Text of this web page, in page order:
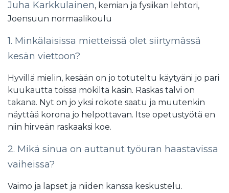
Juha Karkkulainen, kemian ja fysiikan lehtori,
Joensuun normaalikoulu
1. Minkälaisissa mietteissä olet siirtymässä
kesän viettoon?
Hyvillä mielin, kesään on jo totuteltu käytyäni jo pari
kuukautta töissä mökiltä käsin. Raskas talvi on
takana. Nyt on jo yksi rokote saatu ja muutenkin
näyttää korona jo helpottavan. Itse opetustyötä en
niin hirveän raskaaksi koe.
2. Mikä sinua on auttanut työuran haastavissa
vaiheissa?
Vaimo ja lapset ja niiden kanssa keskustelu.